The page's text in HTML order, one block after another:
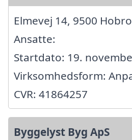
Elmevej 14, 9500 Hobro
Ansatte:
Startdato: 19.
Virksomhedsform:
CVR: 41864257
Byggelyst Byg ApS